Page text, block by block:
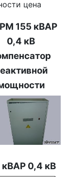
цена
155 кВАР
0,4 кВ
кВАР 0,4 кВ